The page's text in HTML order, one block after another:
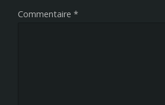
Commentaire *